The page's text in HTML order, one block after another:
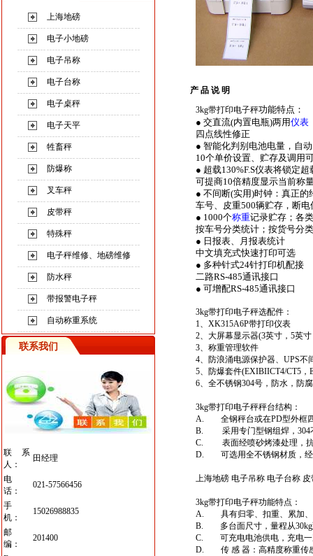
上海地磅
电子小地磅
电子吊称
电子台称
电子桌秤
电子天平
牲畜秤
防爆称
叉车秤
皮带秤
特殊秤
电子秤维修、地磅维修
防水秤
带报警电子秤
自动称重系统
联系我们
联系
人：
田经理
电
话：
021-57566456
手
机：
15026988835
邮
编：
201400
产 品 说 明
3kg带打印电子秤功能特点：
● 交直流(内置电瓶)两用仪表
四点线性修正
● 智能化判别电池电量，自
10个单价设置、贮存及调用
● 超载130%F.S仪表将锁定超
可提商10倍精度显示当前称
● 不间断(实用)时钟：真正的
车号、皮重500辆贮存，断电
● 1000个称重记录贮存；各
按车号分类统计；按货号分
● 日报表、月报表统计
中文填充式快速打印可选
● 多种针式24针打印机配接
二路RS-485通讯接口
● 可增配RS-485通讯接口
3kg带打印电子秤选配件：
1、XK315A6P带打印仪表
2、大屏幕显示器(3英寸，5英
3、称重管理软件
4、防浪涌电源保护器、UPS不
5、防爆套件(EXIBIICT4/CT5，
6、全不锈钢304号，防水，防
3kg带打印电子秤秤台结构：
A. 全钢秤台或在PD型外框
B. 采用专门型钢组焊，304
C. 表面经喷砂烤漆处理，
D. 可选用全不锈钢材质，经
上海地磅 电子吊称 电子台称 皮
3kg带打印电子秤功能特点：
A. 具有归零、扣重、累加、
B. 多台面尺寸，量程从30kg
C. 可充电电池供电，充电一
D. 传 感 器：高精度称重传感